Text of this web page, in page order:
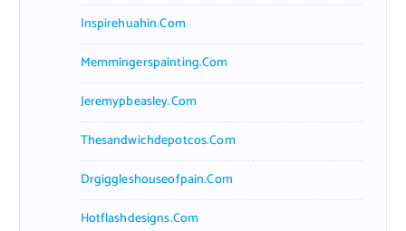
Inspirehuahin.com
Memmingerspainting.com
Jeremypbeasley.com
Thesandwichdepotcos.com
Drgiggleshouseofpain.com
Hotflashdesigns.com